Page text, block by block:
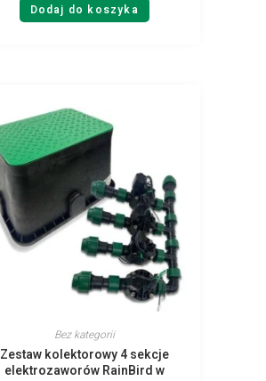
Dodaj do koszyka
Bez kategorii
Zestaw kolektorowy 4 sekcje
elektrozaworów RainBird w